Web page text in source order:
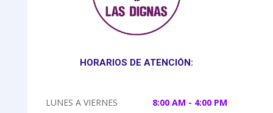
HORARIOS DE ATENCIÓN:
LUNES A VIERNES 8:00 AM - 4:00 PM